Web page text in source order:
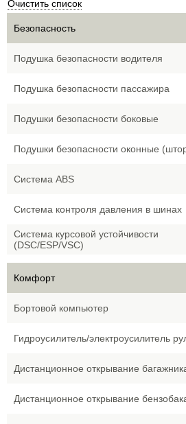
Очистить список
Безопасность
Подушка безопасности водителя
Подушка безопасности пассажира
Подушки безопасности боковые
Подушки безопасности оконные
Система ABS
Система контроля давления в шинах
Система курсовой устойчивости
(DSC/ESP/VSC)
Комфорт
Бортовой компьютер
Гидроусилитель/электроусилитель
Дистанционное открывание
Дистанционное открывание